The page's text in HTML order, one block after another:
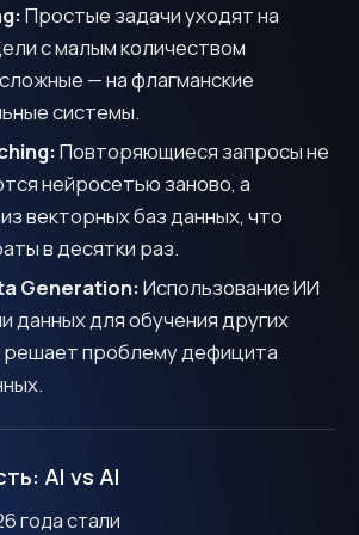
Простые задачи уходят на
с малым количеством
— на флагманские
системы.
Повторяющиеся запросы не
нейросетью заново, а
векторных баз данных, что
в десятки раз.
Generation:Использование ИИ
данных для обучения других
проблему дефицита
AI vs AI
года стали